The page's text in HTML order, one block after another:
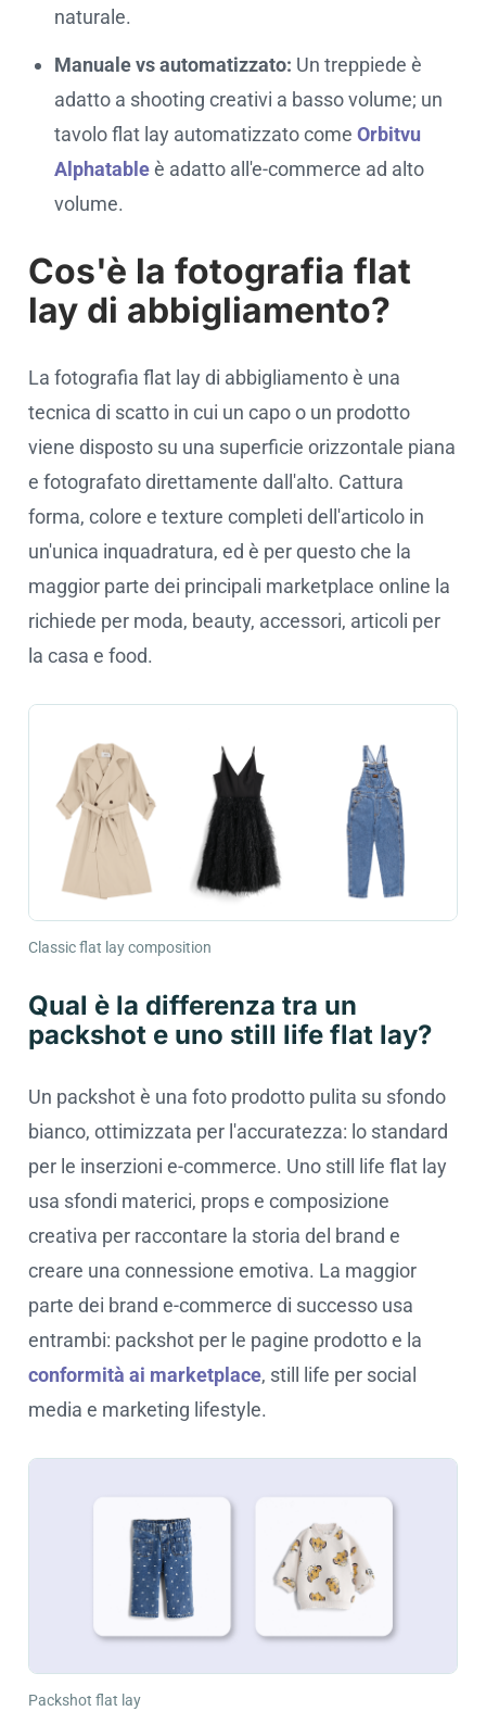
naturale.
Manuale vs automatizzato: Un treppiede è
adatto a shooting creativi a basso volume; un
tavolo flat lay automatizzato come Orbitvu
Alphatableè adatto all'e-commerce ad alto
volume.
Cos'è la fotografia flat
lay di abbigliamento?
La fotografia flat lay di abbigliamento è una
tecnica di scatto in cui un capo o un prodotto
viene disposto su una superficie orizzontale piana
e fotografato direttamente dall'alto. Cattura
forma, colore e texture completi dell'articolo in
un'unica inquadratura, ed è per questo che la
maggior parte dei principali marketplace online la
richiede per moda, beauty, accessori, articoli per
la casa e food.
Classic flat lay composition
Qual è la differenza tra un
packshot e uno still life flat lay?
Un packshot è una foto prodotto pulita su sfondo
bianco, ottimizzata per l'accuratezza: lo standard
per le inserzioni e-commerce. Uno still life flat lay
usa sfondi materici, props e composizione
creativa per raccontare la storia del brand e
creare una connessione emotiva. La maggior
parte dei brand e-commerce di successo usa
entrambi: packshot per le pagine prodotto e la
conformità ai marketplace, still life per social
media e marketing lifestyle.
Packshot flat lay